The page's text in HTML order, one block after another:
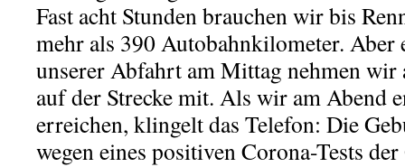
Fast acht Stunden brauchen wir bis
mehr als 390 Autobahnkilometer. Aber
unserer Abfahrt am Mittag nehmen wir
auf der Strecke mit. Als wir am Abend
erreichen, klingelt das Telefon: Die
wegen eines positiven Corona-Tests